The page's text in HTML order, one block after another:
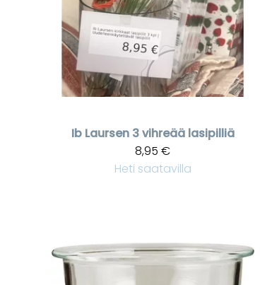
Ib Laursen 3 vihreää lasipilliä
8,95 €
Heti saatavilla